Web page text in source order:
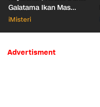
Galatama Ikan Mas
Bersentuhan dengan Hal
iMisteri
Advertisment